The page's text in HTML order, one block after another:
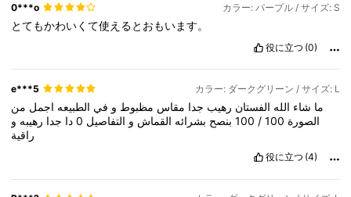
0***o カラー: パープル / サイズ: S
とてもかわいくて使えるとおもいます。
役に立つ (0)
e***5 カラー: ダークグリーン / サイズ: L
ما شاء الله الفستان رهيب جدا مقاس مظبوط و في الطبيعه اجمل من
الصورة 100
/
100 بنصح بشرائه القماش و التفاصيل 0 دا جدا رهيبه و
راقية
役に立つ (4)